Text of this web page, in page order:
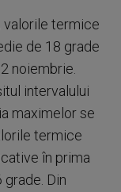
valorile termice
de 18 grade
noiembrie.
intervalului
maximelor se
termice
în prima
Din